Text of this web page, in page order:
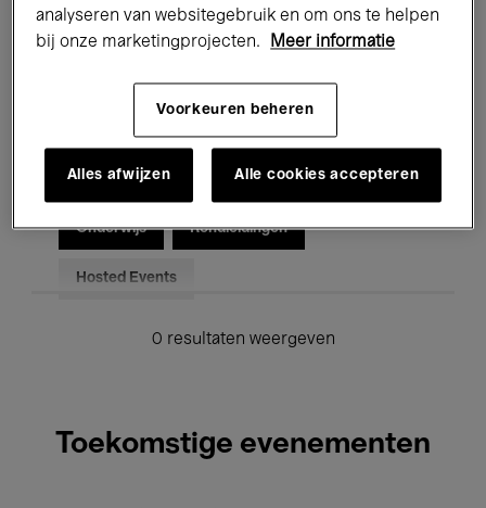
Jazz Klassieke Muziek Global Music
Voor iedereen Kids’ Palace
Onderwijs Rondleidingen
Hosted Events
0 resultaten weergeven
Toekomstige evenementen
analyseren van websitegebruik en om ons te helpen
bij onze marketingprojecten.
Meer informatie
Voorkeuren beheren
Alles afwijzen Alle cookies accepteren